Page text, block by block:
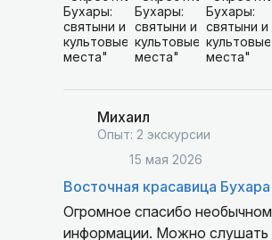
Михаил
Опыт: 2 экскурсии
15 мая 2026
Восточная красавица Бухара
Огромное спасибо
информации. Можно слушать